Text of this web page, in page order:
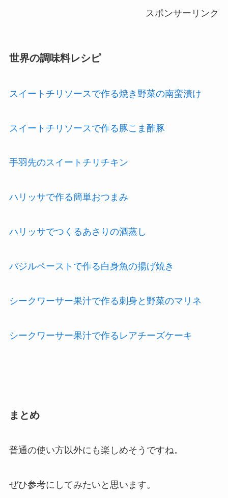
スポンサーリンク
世界の調味料レシピ
スイートチリソースで作る焼き野菜の南蛮漬け
スイートチリソースで作る豚こま酢豚
手羽先のスイートチリチキン
ハリッサで作る簡単おつまみ
ハリッサでつくるあさりの酒蒸し
バジルペーストで作る白身魚の揚げ焼き
シークワーサー果汁で作る刺身と野菜のマリネ
シークワーサー果汁で作るレアチーズケーキ
まとめ
普通の使い方以外にも楽しめそうですね。
ぜひ参考にしてみたいと思います。